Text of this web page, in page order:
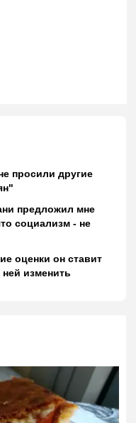
просили другие
предложил мне
социализм - не
оценки он ставит
изменить